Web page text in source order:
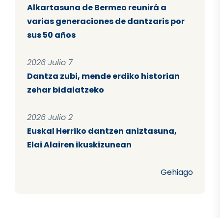
Alkartasuna de Bermeo reunirá a
varias generaciones de dantzaris por
sus 50 años
2026 Julio 7
Dantza zubi, mende erdiko historian
zehar bidaiatzeko
2026 Julio 2
Euskal Herriko dantzen aniztasuna,
Elai Alairen ikuskizunean
Gehiago